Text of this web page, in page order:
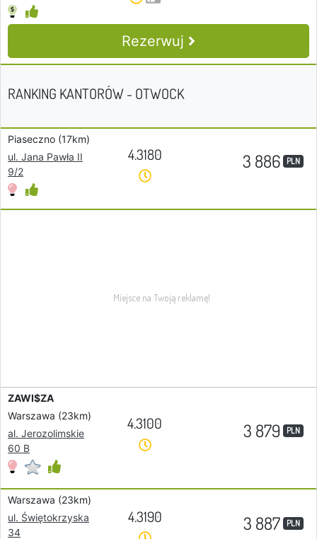
Rezerwuj
RANKING KANTORÓW - OTWOCK
Piaseczno (17km)
ul. Jana Pawła II
9/2
4.3180 3 886 PLN
ZAWI$ZA
Warszawa (23km)
al. Jerozolimskie
60 B
4.3100 3 879 PLN
Warszawa (23km)
ul. Świętokrzyska
34
4.3190 3 887 PLN